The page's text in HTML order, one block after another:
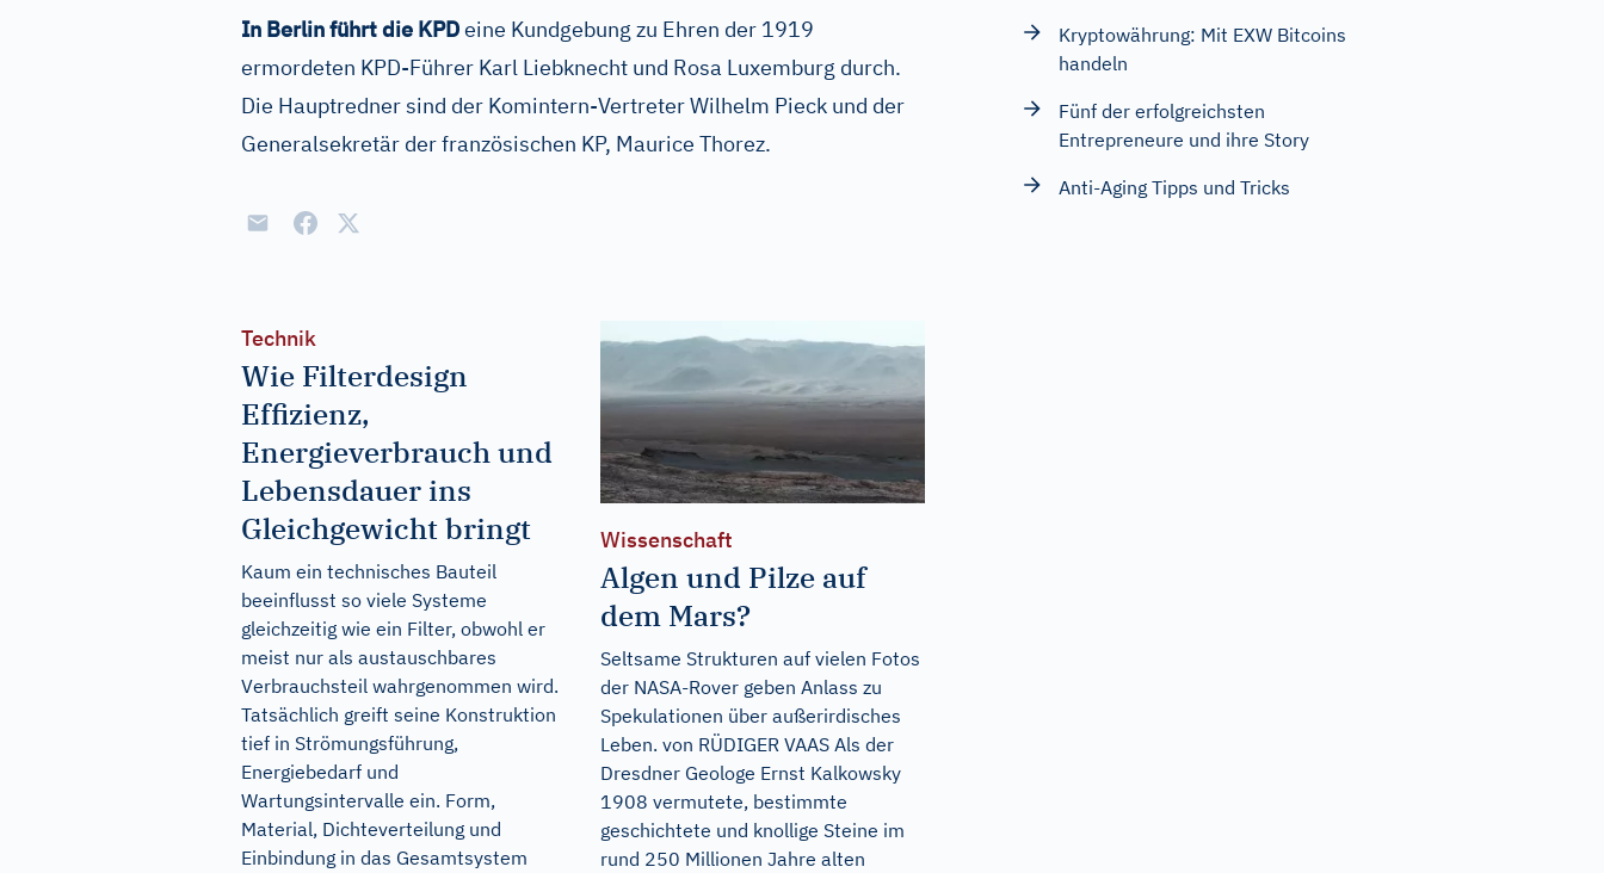
In Berlin führt die KPDeine Kundgebung zu Ehren der 1919
ermordeten KPD-Führer Karl Liebknecht und Rosa Luxemburg durch.
Die Hauptredner sind der Komintern-Vertreter Wilhelm Pieck und der
Generalsekretär der französischen KP, Maurice Thorez.
Technik
Wie Filterdesign
Effizienz,
Energieverbrauch und
Lebensdauer ins
Gleichgewicht bringt
Kaum ein technisches Bauteil
beeinflusst so viele Systeme
gleichzeitig wie ein Filter, obwohl er
meist nur als austauschbares
Verbrauchsteil wahrgenommen wird.
Tatsächlich greift seine Konstruktion
tief in Strömungsführung,
Energiebedarf und
Wartungsintervalle ein. Form,
Material, Dichteverteilung und
Einbindung in das Gesamtsystem
Wissenschaft
Algen und Pilze auf
dem Mars?
Seltsame Strukturen auf vielen Fotos
der NASA-Rover geben Anlass zu
Spekulationen über außerirdisches
Leben. von RÜDIGER VAAS Als der
Dresdner Geologe Ernst Kalkowsky
1908 vermutete, bestimmte
geschichtete und knollige Steine im
rund 250 Millionen Jahre alten
Kryptowährung: Mit EXW Bitcoins
handeln
Fünf der erfolgreichsten
Entrepreneure und ihre Story
Anti-Aging Tipps und Tricks